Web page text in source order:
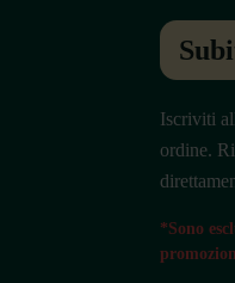
Iscriviti
ordine.
*Sono